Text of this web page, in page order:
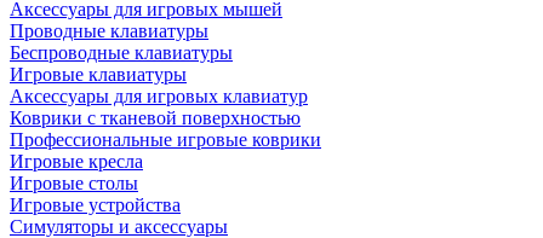
Аксессуары для игровых мышей
Проводные клавиатуры
Беспроводные клавиатуры
Игровые клавиатуры
Аксессуары для игровых клавиатур
Коврики с тканевой поверхностью
Профессиональные игровые коврики
Игровые кресла
Игровые столы
Игровые устройства
Симуляторы и аксессуары